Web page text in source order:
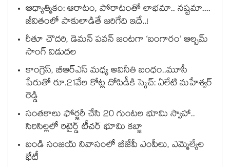
ఆధ్యాత్మికం: ఆరాటం, పోరాటంతో లాభమా.. నష్టమా....
జీవితంలో పాకులాడితే జరిగేది ఇదే..!
రీతూ చౌదరి, డెమన్ పవన్ జంటగా ‘బంగారం’ ఆల్బమ్
సాంగ్ విడుదల
కాంగ్రెస్, బీఆర్ఎస్ మధ్య అవినీతి బంధం..మూసీ
పేరుతో రూ.21వేల కోట్ల దోపిడీకి స్కెచ్: ఏలేటి మహేశ్వర్
రెడ్డి
సంతకాలు ఫోర్జరీ చేసి 20 గుంటల భూమి స్వాహా..
సిరిసిల్లలో రిటైర్డ్ టీచర్ భూమి కబ్జా
బండి సంజయ్ నివాసంలో బీజేపీ ఎంపీలు, ఎమ్మెల్యేల
భేటీ